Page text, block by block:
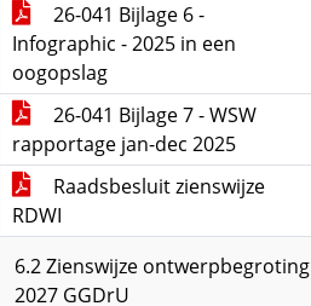
26-041 Bijlage 6 -
Infographic - 2025 in een
oogopslag
26-041 Bijlage 7 - WSW
rapportage jan-dec 2025
Raadsbesluit zienswijze
RDWI
6.2 Zienswijze ontwerpbegroting
2027 GGDrU